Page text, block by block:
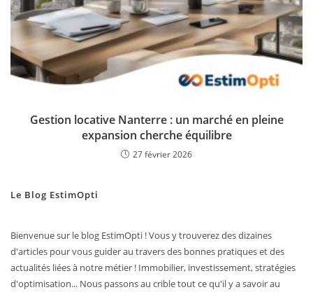
Gestion locative Nanterre : un marché en pleine
expansion cherche équilibre
27 février 2026
Le Blog EstimOpti
Bienvenue sur le blog EstimOpti ! Vous y trouverez des dizaines
d'articles pour vous guider au travers des bonnes pratiques et des
actualités liées à notre métier ! Immobilier, investissement, stratégies
d'optimisation... Nous passons au crible tout ce qu'il y a savoir au